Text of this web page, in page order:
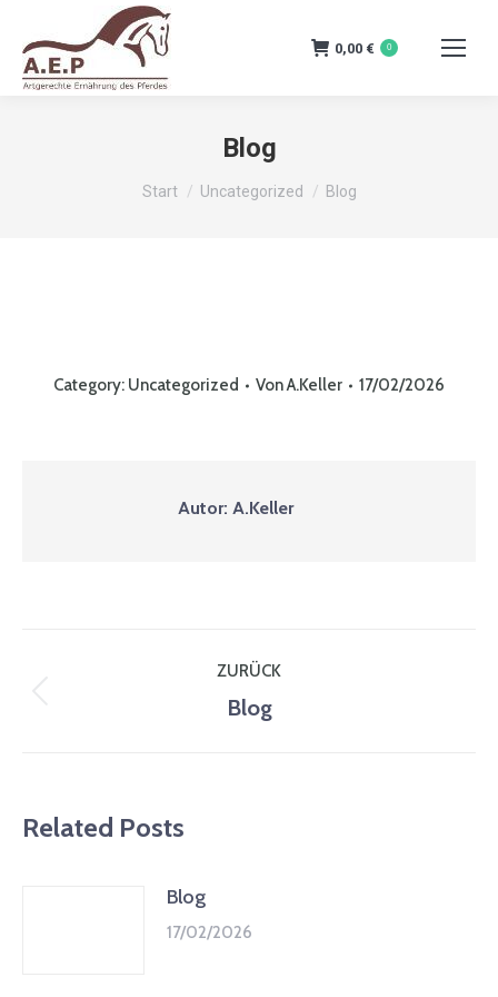
0,00 € 0
Blog
Sie befinden sich hier:
Start Uncategorized Blog
Category: Uncategorized VonA.Keller 17/02/2026
Autor: A.Keller
Kommentarnavigation
ZURÜCK
Vorheriger
Blog
Related Posts
Blog
17/02/2026